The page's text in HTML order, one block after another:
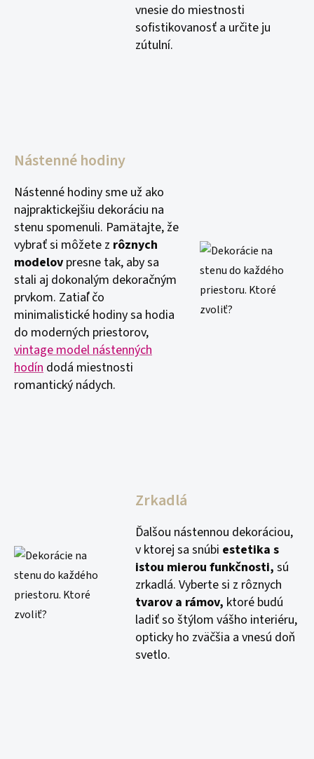
vnesie do miestnosti
sofistikovanosť a určite ju
zútulní.
Nástenné hodiny
Nástenné hodiny sme už ako
najpraktickejšiu dekoráciu na
stenu spomenuli. Pamätajte, že
vybrať si môžete z rôznych
modelov presne tak, aby sa
stali aj dokonalým dekoračným
prvkom. Zatiaľ čo
minimalistické hodiny sa hodia
do moderných priestorov,
vintage model nástenných
hodín dodá miestnosti
romantický nádych.
Zrkadlá
Ďalšou nástennou dekoráciou,
v ktorej sa snúbi estetika s
istou mierou funkčnosti, sú
zrkadlá. Vyberte si z rôznych
tvarov a rámov, ktoré budú
ladiť so štýlom vášho interiéru,
opticky ho zväčšia a vnesú doň
svetlo.